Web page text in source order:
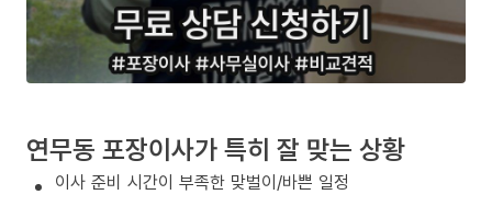
연무동 포장이사가 특히 잘 맞는 상황
이사 준비 시간이 부족한 맞벌이/바쁜 일정